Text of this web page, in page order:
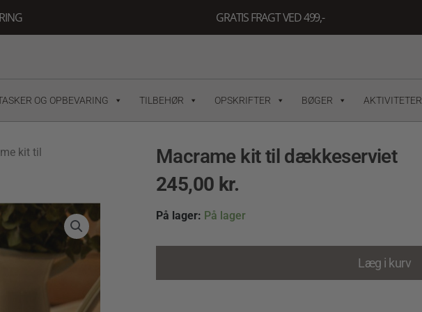
GRATIS FRAGT VED 499,-
OG OPBEVARING TILBEHØR OPSKRIFTER BØGER AKTIVITETER
kit til
Macrame kit til dækkeserviet
245,00 kr.
På lager: På lager
Macrame
til
quantity
Læg i kurv